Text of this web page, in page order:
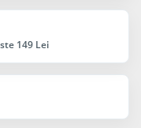
149 Lei